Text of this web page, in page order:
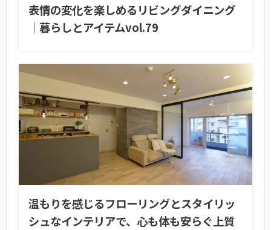
表情の変化を楽しめるリビングダイニング
｜暮らしとアイテムvol.79
温もりを感じるフローリングとスタイリッ
シュなインテリアで、心も体も安らぐ上質